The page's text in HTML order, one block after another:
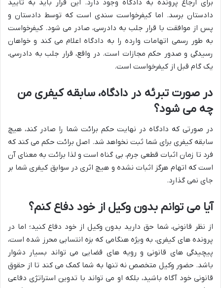
برای ارجاع پرونده به دادگاه وجود دارد. این قرار باید به تأیید
دادستان برسد. اما کیفرخواست سندی است که توسط دادستان و
پس از موافقت با قرار جلب به دادرسی، صادر می شود. کیفرخواست
به طور رسمی اتهامات وارده را به دادگاه اعلام می کند و خواهان
رسیدگی و صدور حکم مجازات است. در واقع، قرار جلب به دادرسی،
یک گام قبل از کیفرخواست است.
در صورت تبرئه در دادگاه، سابقه کیفری من
چه می شود؟
در صورتی که دادگاه در نهایت حکم برائت شما را صادر کند، هیچ
سابقه کیفری برای شما ثبت نخواهد شد. اصل برائت حکم می کند که
فرد تا زمان اثبات قطعی جرم، بی گناه است و لذا برائت به معنای آن
است که اتهام هرگز اثبات نشده و هیچ اثری در سوابق کیفری شما بر
جای نمی گذارد.
آیا می توانم بدون وکیل از خود دفاع کنم؟
از نظر قانونی، شما حق دارید بدون وکیل از خود دفاع کنید؛ اما در
پرونده های کیفری، به ویژه هنگامی که بزه انتسابی محرز شده است،
پیچیدگی های قانونی و رویه های قضایی می تواند بسیار دشوار
باشد. حضور وکیل متخصص نه تنها به شما کمک می کند تا از حقوق
قانونی خود آگاه باشید، بلکه او می تواند با تدوین استراتژی دفاعی